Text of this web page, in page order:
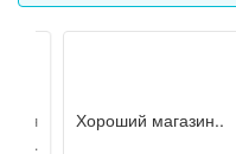
Хороший магазин..